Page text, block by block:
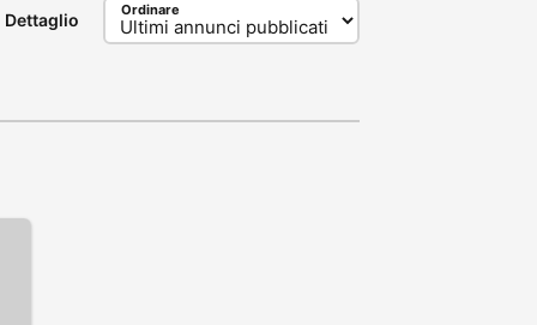
Dettaglio Ordinare